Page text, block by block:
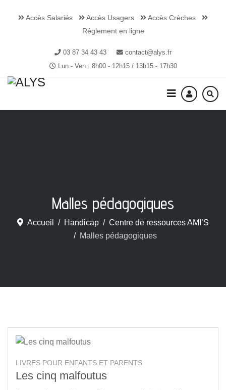
Accès Salariés Accès Usagers
Accès Crèches
Réglement en ligne
03 87 34 43 43
contact@alys.fr
Lun - Ven : 8h00 - 12h15 / 13h15 - 17h30
Malles pédagogiques
Accueil Handicap
Centre de ressources AMI’S
Malles pédagogiques
LIVRES POUR ENFANTS ET PARENTS
Les cinq malfoutus